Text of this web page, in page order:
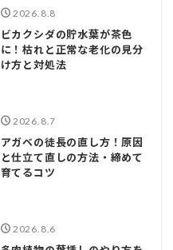
2026.8.8
ビカクシダの貯水葉が茶色
に！枯れと正常な老化の見分
け方と対処法
2026.8.7
アガベの徒長の直し方！原因
と仕立て直しの方法・締めて
育てるコツ
2026.8.6